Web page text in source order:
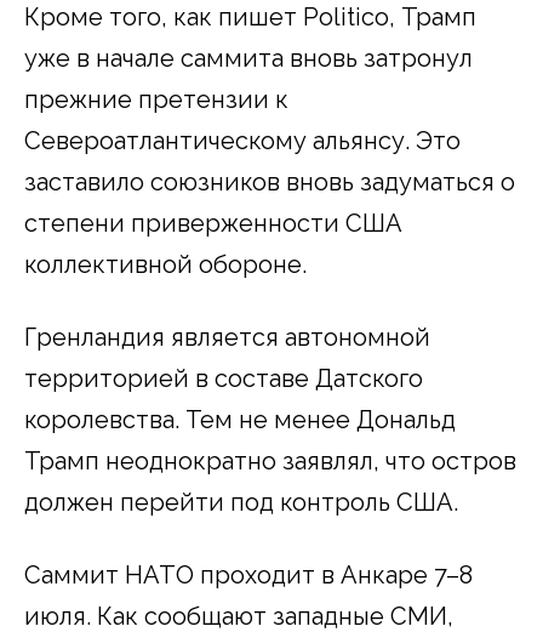
Кроме того, как пишет Politico, Трамп
уже в начале саммита вновь затронул
прежние претензии к
Североатлантическому альянсу. Это
заставило союзников вновь задуматься о
степени приверженности США
коллективной обороне.
Гренландия является автономной
территорией в составе Датского
королевства. Тем не менее Дональд
Трамп неоднократно заявлял, что остров
должен перейти под контроль США.
Саммит НАТО проходит в Анкаре 7–8
июля. Как сообщают западные СМИ,